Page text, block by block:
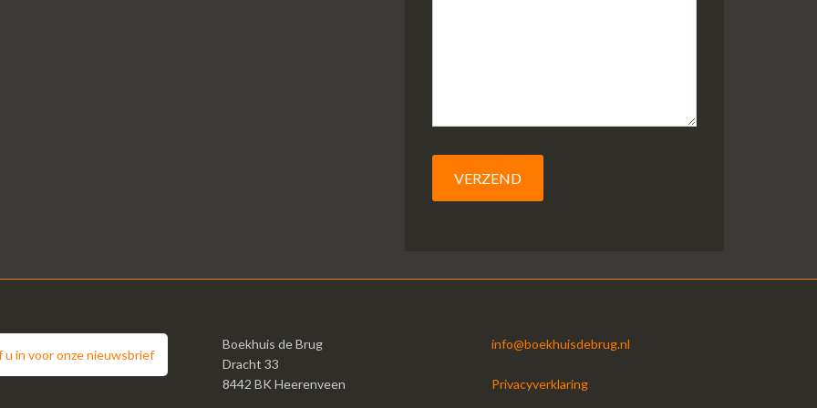
u in voor onze nieuwsbrief
Boekhuis de Brug
Dracht 33
8442 BK Heerenveen
info@boekhuisdebrug.nl
Privacyverklaring